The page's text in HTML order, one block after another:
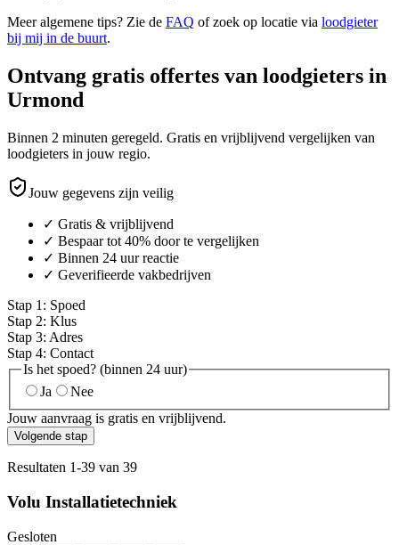
Meer algemene tips? Zie de FAQ of zoek op locatie via loodgieter
bij mij in de buurt.
Ontvang gratis offertes van loodgieters in
Urmond
Binnen 2 minuten geregeld. Gratis en vrijblijvend vergelijken van
loodgieters in jouw regio.
Jouw gegevens zijn veilig
✓ Gratis & vrijblijvend
✓ Bespaar tot 40% door te vergelijken
✓ Binnen 24 uur reactie
✓ Geverifieerde vakbedrijven
Stap 1 : Spoed
Stap 2: Klus
Stap 3: Adres
Stap 4: Contact
Is het spoed? (binnen 24 uur)
Ja
Nee
Jouw aanvraag is gratis en vrijblijvend.
Volgende stap
Resultaten 1-39 van 39
Volu Installatietechniek
Gesloten